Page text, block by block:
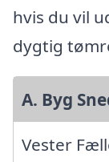
hvis du vil
dygtig
A. Byg
Vester